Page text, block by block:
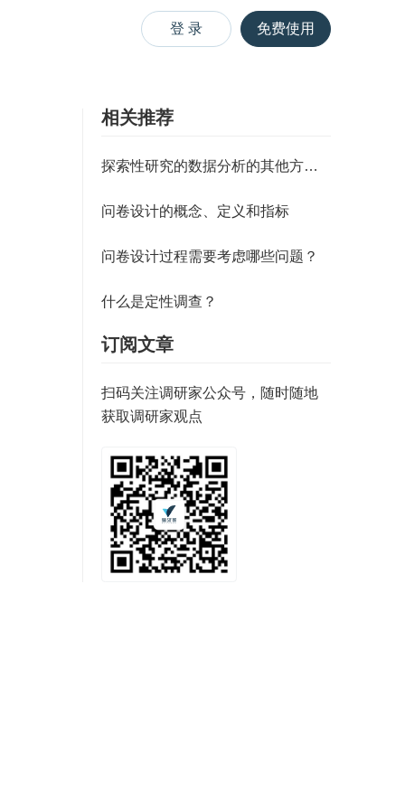
登 录 免费使用
相关推荐
探索性研究的数据分析的其他方法（
问卷设计的概念、定义和指标
问卷设计过程需要考虑哪些问题？
什么是定性调查？
订阅文章
扫码关注调研家公众号，随时随地
获取调研家观点